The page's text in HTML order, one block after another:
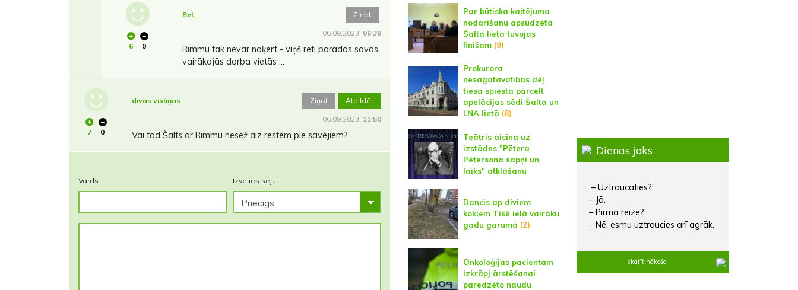
6 0
Bet, Ziņot
06.09.2023. 06:39
Rimmu tak nevar noķert - viņš reti parādās savās
vairākajās darba vietās ...
7 0
divas vistiņas Ziņot Atbildēt
06.09.2023. 11:50
Vai tad Šalts ar Rimmu nesēž aiz restēm pie savējiem?
Vārds: Izvēlies seju:
Par būtiska kaitējuma
nodarīšanu apsūdzētā
Šalta lieta tuvojas
finišam(9)
Prokurora
nesagatavotības dēļ
tiesa spiesta pārcelt
apelācijas sēdi Šalta un
LNA lietā (8)
Teātris aicina uz
izstādes "Pētera
Pētersona sapņi un
laiks" atklāšanu
Dancis ap diviem
kokiem Tisē ielā vairāku
gadu garumā (2)
Onkoloģijas pacientam
izkrāpj ārstēšanai
paredzēto naudu
Dienas joks
– Uztraucaties?
– Jā.
– Pirmā reize?
– Nē, esmu uztraucies arī agrāk.
skatīt nākošo